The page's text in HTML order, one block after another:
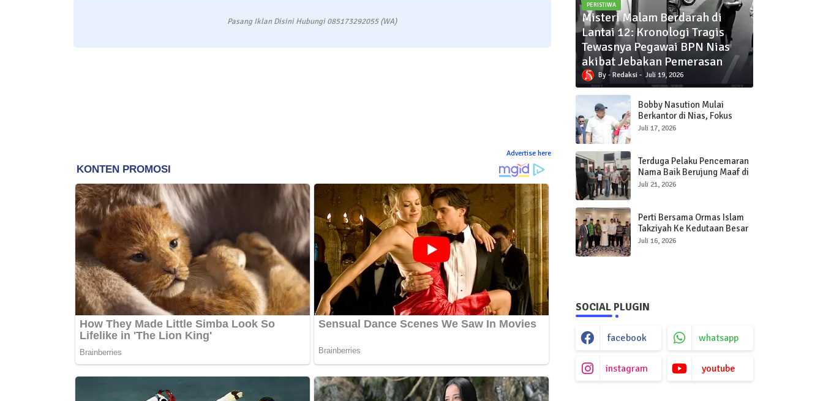
Pasang Iklan Disini Hubungi 085173292055 (WA)
Advertise here
PERISTIWA
Misteri Malam Berdarah di
Lantai 12: Kronologi Tragis
Tewasnya Pegawai BPN Nias
akibat Jebakan Pemerasan
Redaksi Juli 19, 2026
Bobby Nasution Mulai
Berkantor di Nias, Fokus
Percepat Pembangunan
Juli 17, 2026
Terduga Pelaku Pencemaran
Nama Baik Berujung Maaf di
Polres Sibolga
Juli 21, 2026
Perti Bersama Ormas Islam
Takziyah Ke Kedutaan Besar
Qatar
Juli 16, 2026
SOCIAL PLUGIN
facebook whatsapp
instagram youtube